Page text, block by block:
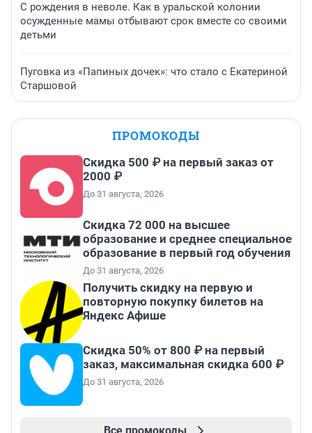
С рождения в неволе. Как в уральской колонии
осужденные мамы отбывают срок вместе со своими
детьми
Пуговка из «Папиных дочек»: что стало с Екатериной
Старшовой
ПРОМОКОДЫ
Скидка 500 ₽ на первый заказ от
2000 ₽
До 31 августа, 2026
Скидка 72 000 на высшее
образование и среднее специальное
образование в первый год обучения
До 31 августа, 2026
Получить скидку на первую и
повторную покупку билетов на
Яндекс Афише
Скидка 50% от 800 ₽ на первый
заказ, максимальная скидка 600 ₽
До 31 августа, 2026